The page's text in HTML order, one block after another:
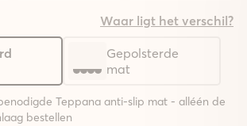
Waar ligt het verschil?
Gepolsterde
mat
Teppana anti-slip mat - alléén de
bestellen